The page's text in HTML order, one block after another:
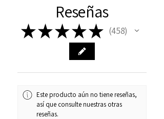
Reseñas
★★★★★ 458
458
Este producto aún no tiene reseñas,
así que consulte nuestras otras
reseñas.